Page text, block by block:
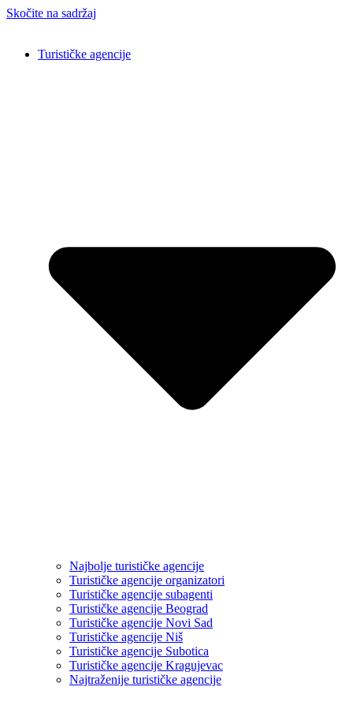
Skočite na sadržaj
Turističke agencije
Najbolje turističke agencije
Turističke agencije organizatori
Turističke agencije subagenti
Turističke agencije Beograd
Turističke agencije Novi Sad
Turističke agencije Niš
Turističke agencije Subotica
Turističke agencije Kragujevac
Najtraženije turističke agencije